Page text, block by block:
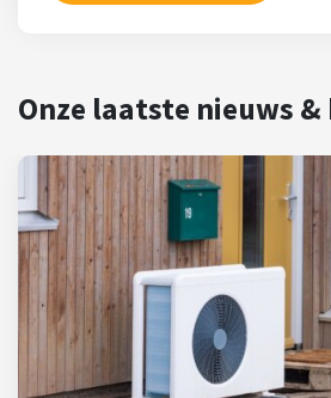
Onze laatste nieuws &